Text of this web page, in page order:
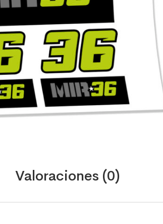
Valoraciones (0)